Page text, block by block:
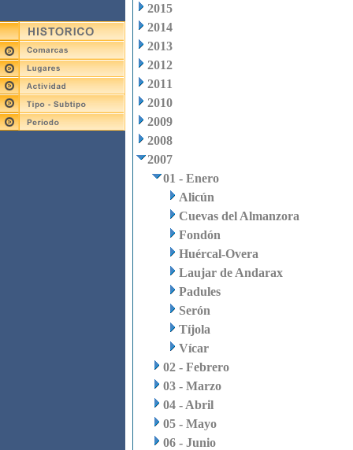
2015
2014
2013
2012
2011
2010
2009
2008
2007
01 - Enero
Alicún
Cuevas del Almanzora
Fondón
Huércal-Overa
Laujar de Andarax
Padules
Serón
Tíjola
Vícar
02 - Febrero
03 - Marzo
04 - Abril
05 - Mayo
06 - Junio